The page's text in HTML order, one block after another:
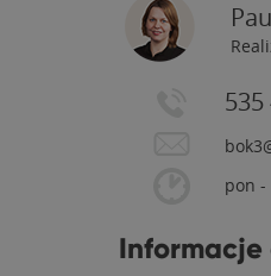
535
pon -
Informacje